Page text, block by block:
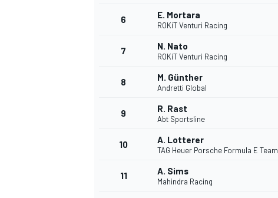
6 E. Mortara
ROKiT Venturi Racing
7 N. Nato
ROKiT Venturi Racing
8 M. Günther
Andretti Global
9 R. Rast
Abt Sportsline
10 A. Lotterer
TAG Heuer Porsche Formula E Team
11 A. Sims
Mahindra Racing